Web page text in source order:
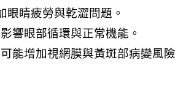
眼睛疲勞與乾澀問題。
響眼部循環與正常機能。
能增加視網膜與黃斑部病變風險